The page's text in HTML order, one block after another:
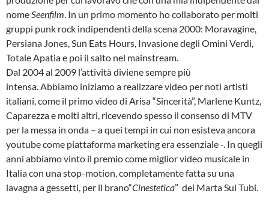
nomeSeenfilm. In un primo momento ho collaborato per molti
gruppi punk rock indipendenti della scena 2000: Moravagine,
Persiana Jones, Sun Eats Hours, Invasione degli Omini Verdi,
Totale Apatia e poi il salto nel mainstream.
Dal 2004 al 2009 l’attività diviene sempre più
intensa. Abbiamo iniziamo a realizzare video per noti artisti
italiani, come il primo video di Arisa “Sincerità”, Marlene Kuntz,
Caparezza e molti altri, ricevendo spesso il consenso di MTV
per la messa in onda – a quei tempi in cui non esisteva ancora
youtube come piattaforma marketing era essenziale -. In quegli
anni abbiamo vinto il premio come miglior video musicale in
Italia con una stop-motion, completamente fatta su una
lavagna a gessetti, per il brano“Cinestetica” dei Marta Sui Tubi.